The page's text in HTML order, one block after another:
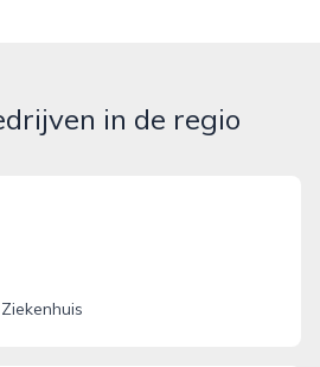
in de regio